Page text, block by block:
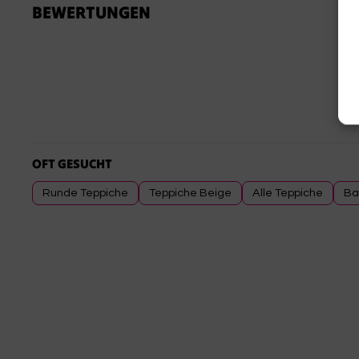
BEWERTUNGEN
OFT GESUCHT
Runde Teppiche Teppiche Beige Alle Teppiche
Deine Privatsphäre ist